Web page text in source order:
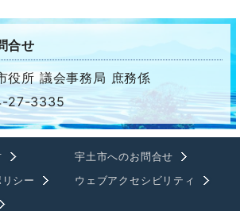
合せ
役所 議会事務局 庶務係
27-3335
宇土市へのお問合せ
シー
ウェブアクセシビリティ